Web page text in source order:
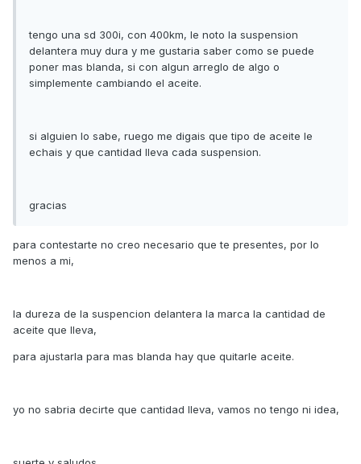
tengo una sd 300i, con 400km, le noto la suspension
delantera muy dura y me gustaria saber como se puede
poner mas blanda, si con algun arreglo de algo o
simplemente cambiando el aceite.
si alguien lo sabe, ruego me digais que tipo de aceite le
echais y que cantidad lleva cada suspension.
gracias
para contestarte no creo necesario que te presentes, por lo
menos a mi,
la dureza de la suspencion delantera la marca la cantidad de
aceite que lleva,
para ajustarla para mas blanda hay que quitarle aceite.
yo no sabria decirte que cantidad lleva, vamos no tengo ni idea,